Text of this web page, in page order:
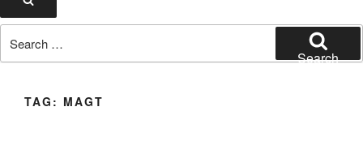
for:
Search
TAG: MAGT